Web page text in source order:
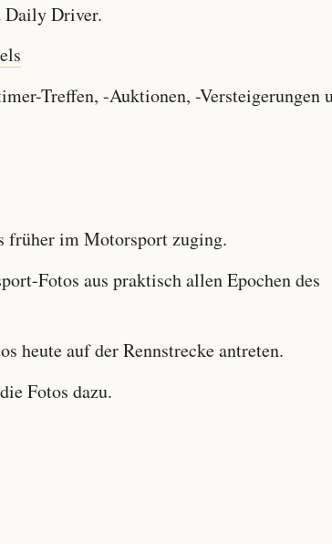
Driver.
Treffen, -Auktionen, -Versteigerungen
im Motorsport zuging.
Fotos aus praktisch allen Epochen des
heute auf der Rennstrecke antreten.
Fotos dazu.